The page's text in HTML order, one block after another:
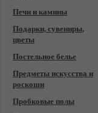
Печи и камины
Подарки, сувениры,
цветы
Постельное белье
Предметы искусства и
роскоши
Пробковые полы